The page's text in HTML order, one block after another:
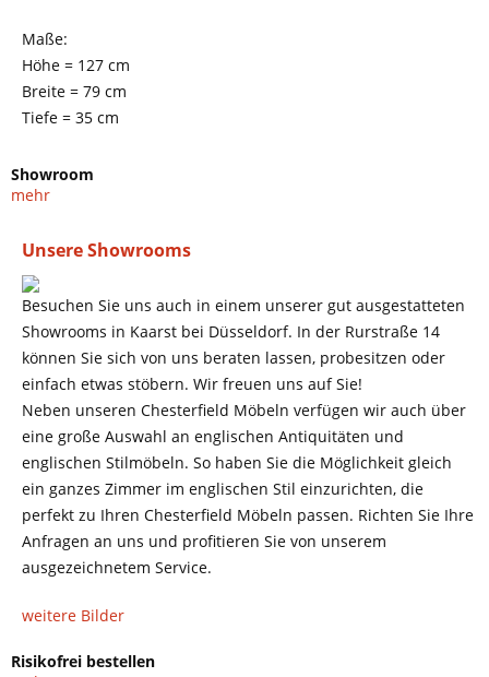
Maße:
Höhe = 127 cm
Breite = 79 cm
Tiefe = 35 cm
Showroom
mehr
Unsere Showrooms
Besuchen Sie uns auch in einem unserer gut ausgestatteten
Showrooms in Kaarst bei Düsseldorf. In der Rurstraße 14
können Sie sich von uns beraten lassen, probesitzen oder
einfach etwas stöbern. Wir freuen uns auf Sie!
Neben unseren Chesterfield Möbeln verfügen wir auch über
eine große Auswahl an englischen Antiquitäten und
englischen Stilmöbeln. So haben Sie die Möglichkeit gleich
ein ganzes Zimmer im englischen Stil einzurichten, die
perfekt zu Ihren Chesterfield Möbeln passen. Richten Sie Ihre
Anfragen an uns und profitieren Sie von unserem
ausgezeichnetem Service.
weitere Bilder
Risikofrei bestellen